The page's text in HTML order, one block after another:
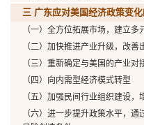
三 广东应对美国经济政策变
（一）全方位拓展市场，建立多
（二）加快推进产业升级，改善
（三）重新确定与美国的产业对
（四）向内需型经济模式转型
（五）加强民间行业组织建设
（六）进一步提升政策水平，